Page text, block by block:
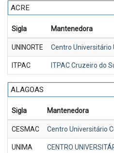
ACRE
Sigla Mantenedora
UNINORTE Centro Universitário
ITPAC ITPAC Cruzeiro do
ALAGOAS
Sigla Mantenedora
CESMAC Centro Universitário
UNIMA CENTRO